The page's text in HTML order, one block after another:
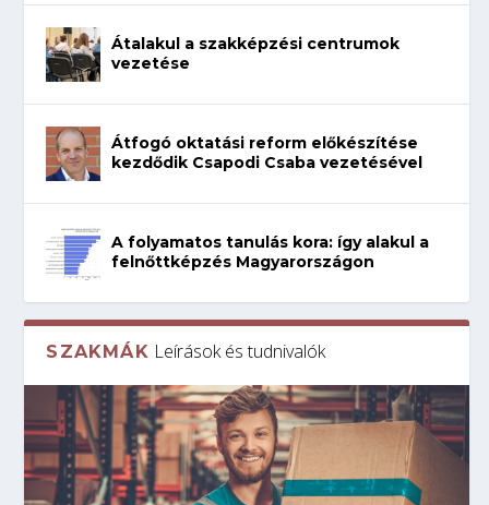
Átalakul a szakképzési centrumok
vezetése
Átfogó oktatási reform előkészítése
kezdődik Csapodi Csaba vezetésével
A folyamatos tanulás kora: így alakul a
felnőttképzés Magyarországon
SZAKMÁK Leírások és tudnivalók